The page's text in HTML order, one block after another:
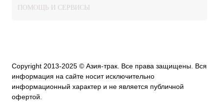
ПОМОЩЬ И СЕРВИСЫ
Copyright 2013-2025 © Азия-трак. Все права защищены. Вся
информация на сайте носит исключительно
информационный характер и не является публичной
офертой.